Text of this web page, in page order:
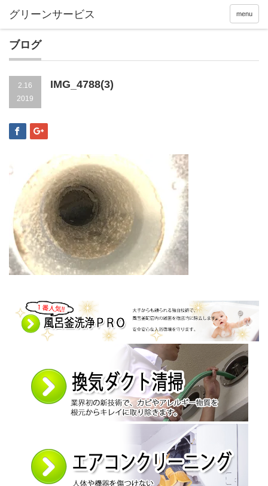
menu
ブログ
2.16
2019
IMG_4788(3)